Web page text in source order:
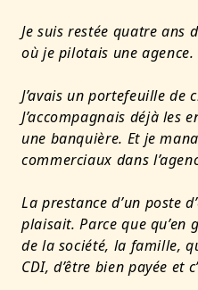
Je suis restée quatre ans
où je pilotais une agence.
J’avais un portefeuille de
J’accompagnais déjà les
une banquière. Et je
commerciaux dans
La prestance d’un poste
plaisait. Parce que qu’en
de la société, la famille,
CDI, d’être bien payée et